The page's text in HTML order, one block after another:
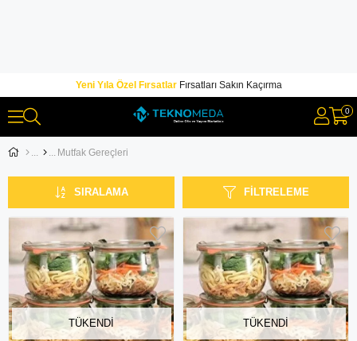
Yeni Yıla Özel FırsatlarFırsatları Sakın Kaçırma
0
Mutfak Gereçleri
FILTRELEME
SIRALAMA
TÜKENDI TÜKENDI